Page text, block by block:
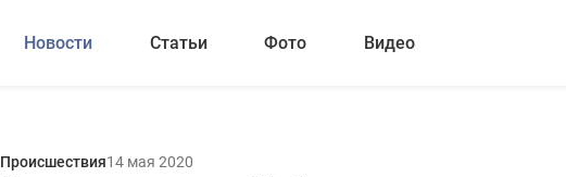
Новости Статьи Фото Видео
Происшествия14 мая 2020